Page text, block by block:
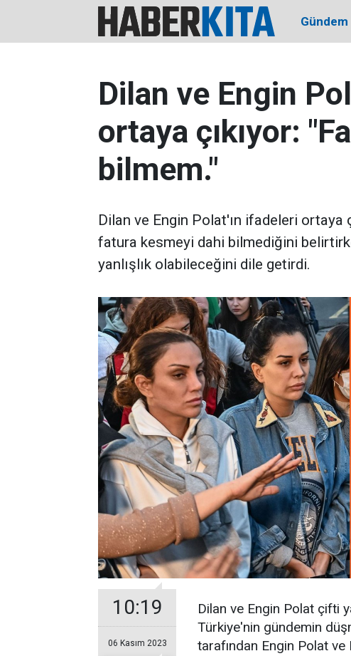
Gündem
Dilan ve Engin
ortaya çıkıyor:
bilmem."
Dilan ve Engin Polat'ın ifadeleri ortaya
fatura kesmeyi dahi bilmediğini
yanlışlık olabileceğini dile getirdi.
10:19
06 Kasım 2023
Dilan ve Engin Polat çifti
Türkiye'nin gündemin
tarafından Engin Polat ve